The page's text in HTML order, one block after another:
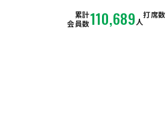
累計
会員数110,689 人
打席数